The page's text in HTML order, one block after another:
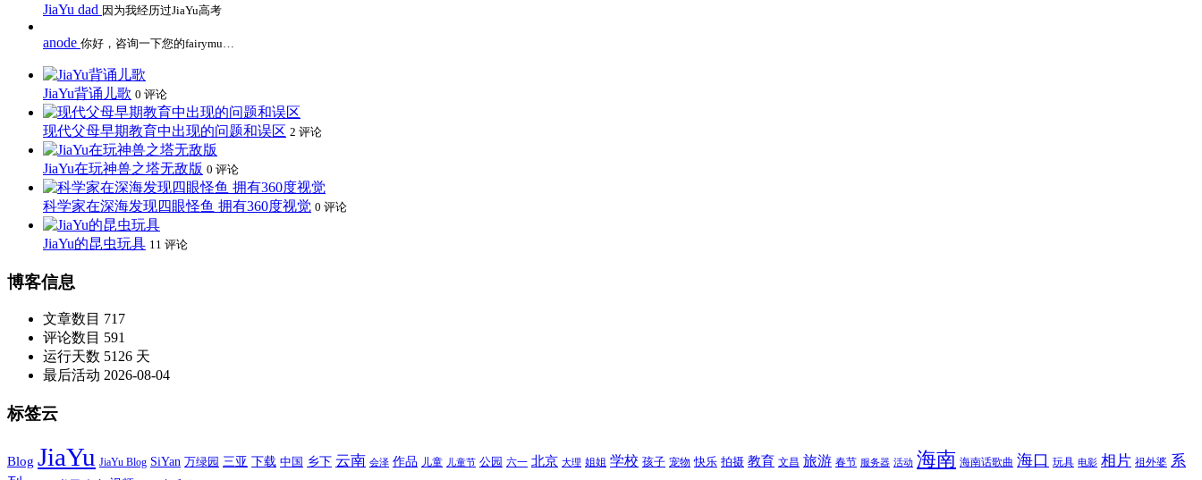
JiaYu dad 因为我经历过JiaYu高考
anode 你好，咨询一下您的fairymu…
JiaYu背诵儿歌 0 评论
现代父母早期教育中出现的问题和误区 2 评论
JiaYu在玩神兽之塔无敌版 0 评论
科学家在深海发现四眼怪鱼 拥有360度视觉 0 评论
JiaYu的昆虫玩具 11 评论
博客信息
文章数目 717
评论数目 591
运行天数 5126 天
最后活动 2026-08-04
标签云
Blog JiaYu JiaYu Blog SiYan 万绿园 三亚 下载 中国 乡下 云南 会泽 作品 儿童 儿童节 公园 六一 北京 大理 姐姐 学校 孩子 宠物 快乐 拍摄 教育 文昌 旅游 春节 服务器 活动 海南 海南话歌曲 海口 玩具 电影 相片 祖外婆 系